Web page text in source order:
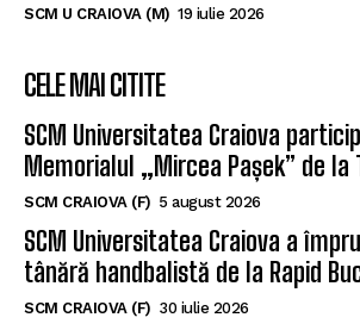
SCM U CRAIOVA (M) 19 iulie 2026
CELE MAI CITITE
SCM Universitatea Craiova
Memorialul „Mircea Pașek” de la
SCM CRAIOVA (F) 5 august 2026
SCM Universitatea Craiova a
tânără handbalistă de la Rapid
SCM CRAIOVA (F) 30 iulie 2026